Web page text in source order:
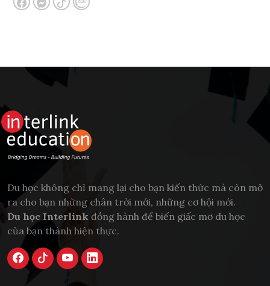
Du học không chỉ mang lại cho bạn kiến thức mà còn mở
ra cho bạn những chân trời mới, những cơ hội mới.
Du học Interlink đồng hành để biến giấc mơ du học
của bạn thành hiện thực.